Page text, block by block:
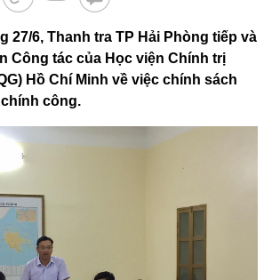
27/6, Thanh tra TP Hải Phòng tiếp và
Công tác của Học viện Chính trị
Hồ Chí Minh về việc chính sách
công.